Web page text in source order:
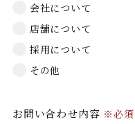
会社について
店舗について
採用について
その他
お問い合わせ内容 ※必須